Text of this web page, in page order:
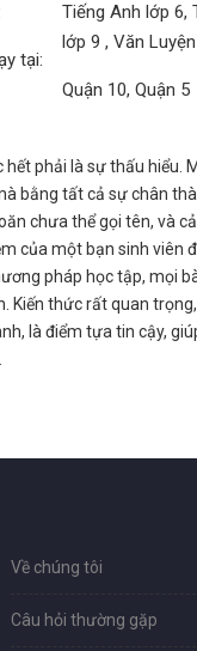
tại:
Tiếng Anh lớp 6,
lớp 9 , Văn
Quận 10, Quận 5
hết phải là sự thấu hiểu.
bằng tất cả sự chân
chưa thể gọi tên, và
của một bạn sinh viên
pháp học tập, mọi
Kiến thức rất quan
là điểm tựa tin cậy,
Về chúng tôi
Câu hỏi thường gặp